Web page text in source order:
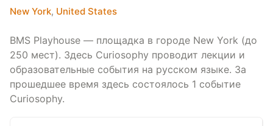
New York, United States
BMS Playhouse — площадка в городе New York (до
250 мест). Здесь Curiosophy проводит лекции и
образовательные события на русском языке. За
прошедшее время здесь состоялось 1 событие
Curiosophy.